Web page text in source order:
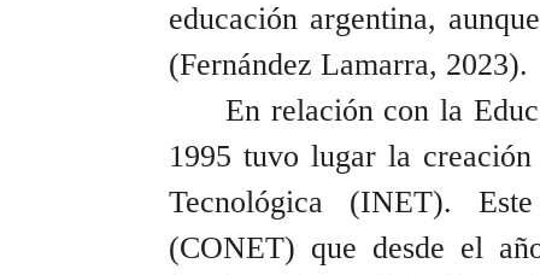
educación argentina,
(Fernández Lamarra, 2023).
En relación con la
1995 tuvo lugar la
Tecnológica (INET).
(CONET) que desde el